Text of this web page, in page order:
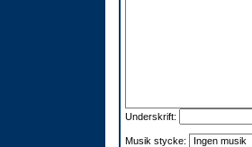
Underskrift:
Musik stycke: